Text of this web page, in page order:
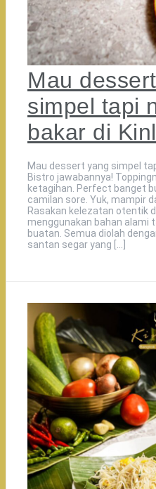
Mau
simpel tapi
bakar di
Mau dessert yang simpel
Bistro jawabannya!
ketagihan. Perfect banget
camilan sore. Yuk, mampir
Rasakan kelezatan otentik
menggunakan bahan alami
buatan. Semua diolah
santan segar yang […]